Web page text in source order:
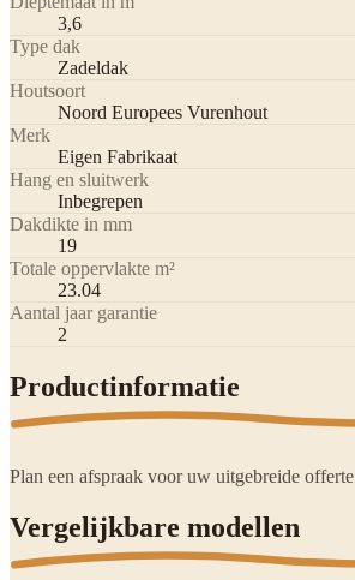
3,6
Type dak
Zadeldak
Houtsoort
Noord Europees Vurenhout
Merk
Eigen Fabrikaat
Hang en sluitwerk
Inbegrepen
Dakdikte in mm
19
Totale oppervlakte m²
23.04
Aantal jaar garantie
2
Productinformatie
Plan een afspraak voor uw uitgebreide offerte
Vergelijkbare modellen